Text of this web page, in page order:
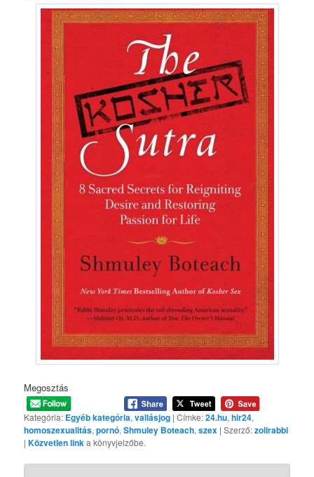
Megosztás
Kategória: Egyéb kategória,vallásjog | Címke:24.hu,hir24,
homoszexualitás,pornó,Shmuley Boteach,szex | Szerző:zolirabbi
|Közvetlen linka könyvjelzőbe.